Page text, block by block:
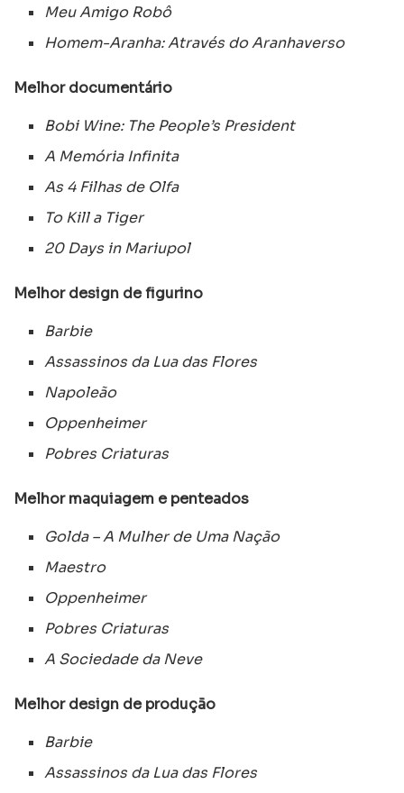
Meu Amigo Robô
Homem-Aranha: Através do Aranhaverso
Melhor documentário
Bobi Wine: The People’s President
A Memória Infinita
As 4 Filhas de Olfa
To Kill a Tiger
20 Days in Mariupol
Melhor design de figurino
Barbie
Assassinos da Lua das Flores
Napoleão
Oppenheimer
Pobres Criaturas
Melhor maquiagem e penteados
Golda – A Mulher de Uma Nação
Maestro
Oppenheimer
Pobres Criaturas
A Sociedade da Neve
Melhor design de produção
Barbie
Assassinos da Lua das Flores